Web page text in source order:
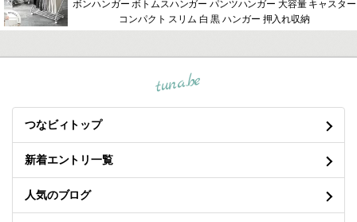
ボンハンガー ボトムスハンガー パンツハンガー 大容量 キャスター
コンパクト スリム 白 黒 ハンガー 押入れ収納
tuna.be
つなビィトップ
新着エントリ一覧
人気のブログ